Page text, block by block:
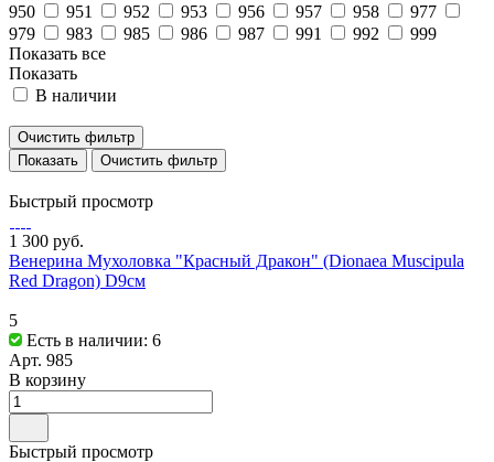
950
951 952 953 956 957 958
977
979
983 985 986 987 991 992
999
Показать все
Показать
В наличии
Очистить фильтр
Очистить фильтр
Быстрый просмотр
1 300 руб.
Венерина Мухоловка "Красный Дракон" (Dionaea Muscipula
Red Dragon) D9см
5
Есть в наличии: 6
Арт. 985
В корзину
Быстрый просмотр